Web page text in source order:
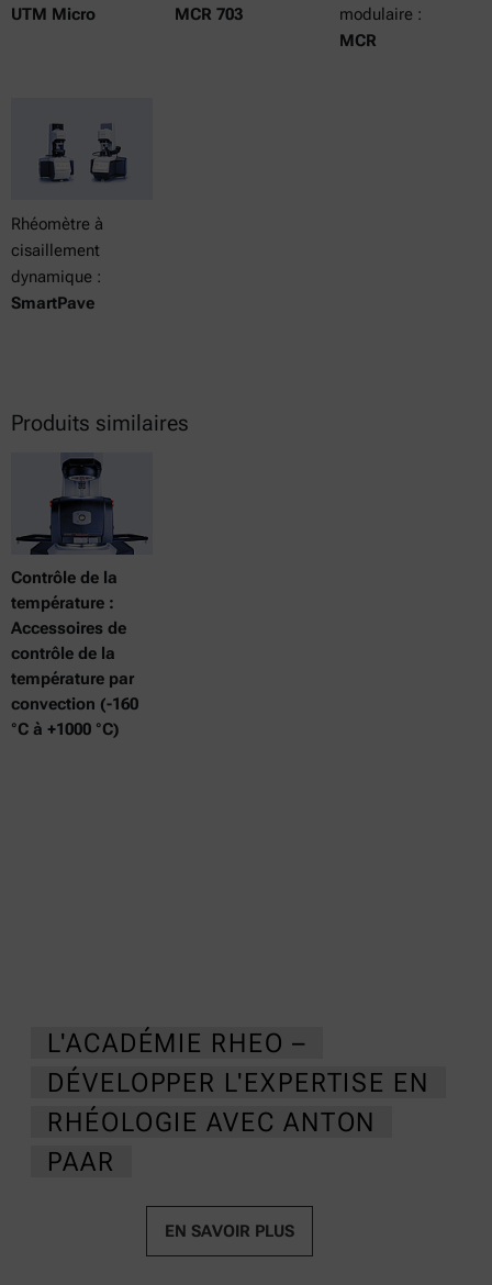
UTM Micro
MCR 703
modulaire :
MCR
Rhéomètre à
cisaillement
dynamique :
SmartPave
Produits similaires
Contrôle de la
température :
Accessoires de
contrôle de la
température par
convection (-160
°C à +1000 °C)
L'ACADÉMIE RHEO –
DÉVELOPPER L'EXPERTISE EN
RHÉOLOGIE AVEC ANTON
PAAR
EN SAVOIR PLUS